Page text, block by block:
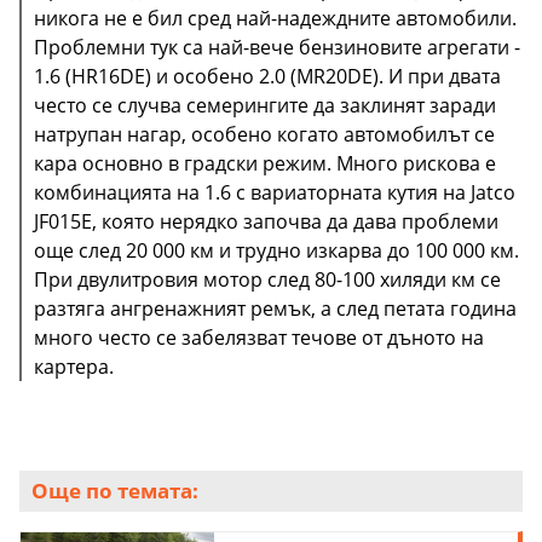
никога не е бил сред най-надеждните автомобили.
Проблемни тук са най-вече бензиновите агрегати -
1.6 (HR16DE) и особено 2.0 (MR20DE). И при двата
често се случва семерингите да заклинят заради
натрупан нагар, особено когато автомобилът се
кара основно в градски режим. Много рискова е
комбинацията на 1.6 с вариаторната кутия на Jatco
JF015E, която нерядко започва да дава проблеми
още след 20 000 км и трудно изкарва до 100 000 км.
При двулитровия мотор след 80-100 хиляди км се
разтяга ангренажният ремък, а след петата година
много често се забелязват течове от дъното на
картера.
Още по темата: